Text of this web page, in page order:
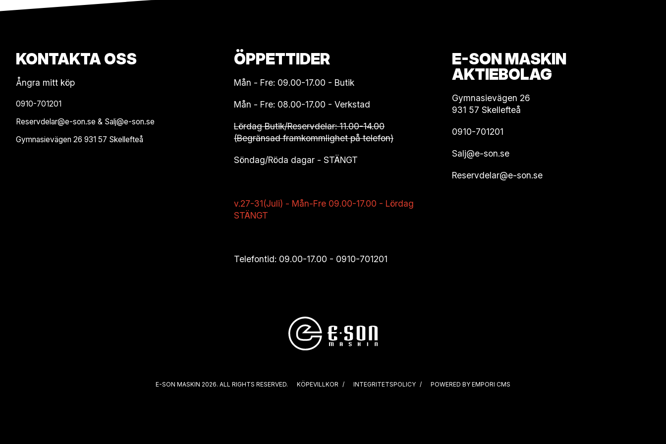
KONTAKTA OSS
Ångra mitt köp
0910-701201
Reservdelar@e-son.se & Salj@e-son.se
Gymnasievägen 26 931 57 Skellefteå
ÖPPETTIDER
Mån - Fre: 09.00-17.00 - Butik
Mån - Fre: 08.00-17.00 - Verkstad
Lördag Butik/Reservdelar: 11.00-14.00
(Begränsad framkommlighet på telefon)
Söndag/Röda dagar - STÄNGT
v.27-31(Juli) - Mån-Fre 09.00-17.00 - Lördag
STÄNGT
Telefontid: 09.00-17.00 - 0910-701201
E-SON MASKIN
AKTIEBOLAG
Gymnasievägen 26
931 57 Skellefteå
0910-701201
Salj@e-son.se
Reservdelar@e-son.se
E-SON MASKIN 2026. ALL RIGHTS RESERVED. KÖPEVILLKOR INTEGRITETSPOLICY POWERED BY EMPORI CMS